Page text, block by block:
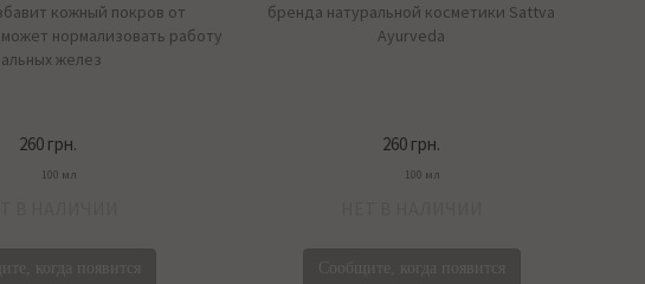
кожный покров от
нормализовать работу
желез
260 грн.
100 мл
бренда натуральной косметики Sattva
Ayurveda
260 грн.
100 мл